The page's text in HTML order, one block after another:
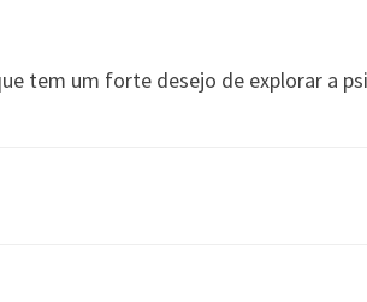
tem um forte desejo de explorar a